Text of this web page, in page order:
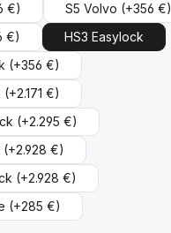
€) S5 Volvo (+356 €)
€)
HS3 Easylock
(+356 €)
(+2.171 €)
(+2.295 €)
(+2.928 €)
(+2.928 €)
(+285 €)